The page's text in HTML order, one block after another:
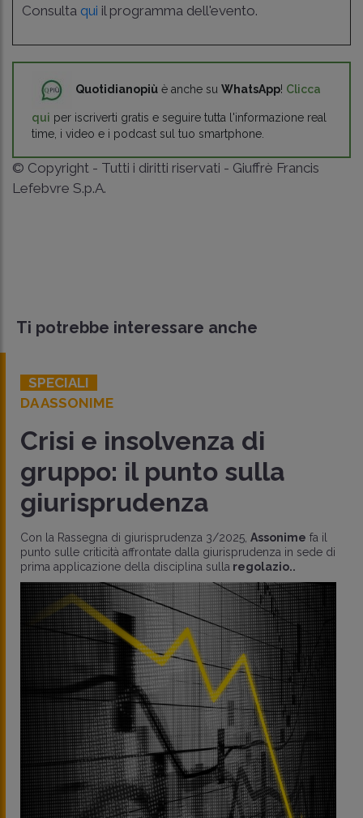
Consulta qui il programma dell'evento.
Quotidianopiù è anche su WhatsApp! Clicca
qui per iscriverti gratis e seguire tutta l'informazione real
time, i video e i podcast sul tuo smartphone.
© Copyright - Tutti i diritti riservati - Giuffrè Francis
Lefebvre S.p.A.
Ti potrebbe interessare anche
SPECIALI
DA ASSONIME
Crisi e insolvenza di
gruppo: il punto sulla
giurisprudenza
Con la Rassegna di giurisprudenza 3/2025, Assonime fa il
punto sulle criticità affrontate dalla giurisprudenza in sede di
prima applicazione della disciplina sulla regolazio..